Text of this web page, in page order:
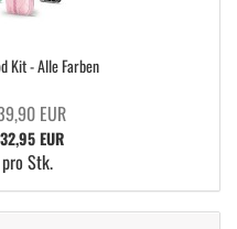
Kit - Alle Farben
EUR
EUR
Stk.